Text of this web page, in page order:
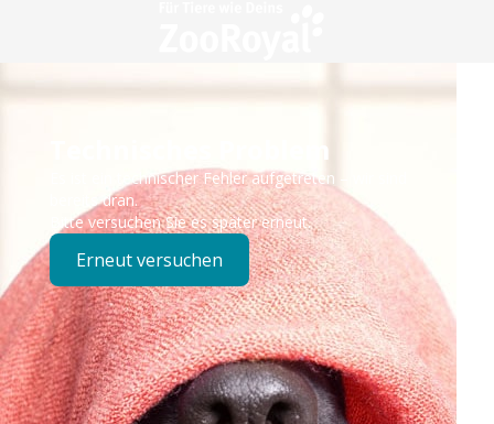
Technisches Problem
Es ist ein technischer Fehler aufgetreten – wir sind
bereits dran.
Bitte versuchen Sie es später erneut.
Erneut versuchen